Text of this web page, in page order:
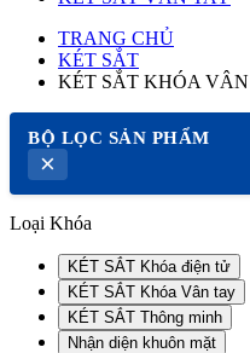
TRANG CHỦ
KÉT SẮT
KÉT SẮT KHÓA
BỘ LỌC SẢN PHẨM
×
Loại Khóa
KÉT SẮT Khóa điện tử
KÉT SẮT Khóa Vân tay
KÉT SẮT Thông minh
Nhận diện khuôn mặt